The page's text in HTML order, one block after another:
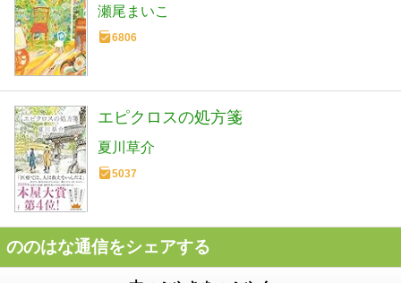
瀬尾まいこ
6806
エピクロスの処方箋
夏川草介
5037
ののはな通信をシェアする